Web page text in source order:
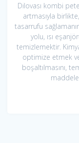
Dilovası kombi
artmasıyla
tasarrufu
yolu, ısı
temizlemektir.
optimize etmek
boşaltılmasını,